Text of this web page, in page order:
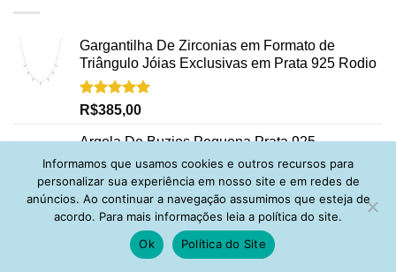
Gargantilha De Zirconias em Formato de
Triângulo Jóias Exclusivas em Prata 925 Rodio
Avaliação
R$385,00
Argola De Buzios Pequena Prata 925
Avaliação
5.00de 5
R$198,00
Anel de perola shell e zirconia prata 925
Informamos que usamos cookies e outros recursos para
personalizar sua experiência em nosso site e em redes de
anúncios. Ao continuar a navegação assumimos que esteja de
acordo. Para mais informações leia a política do site.
Ok
Política do Site